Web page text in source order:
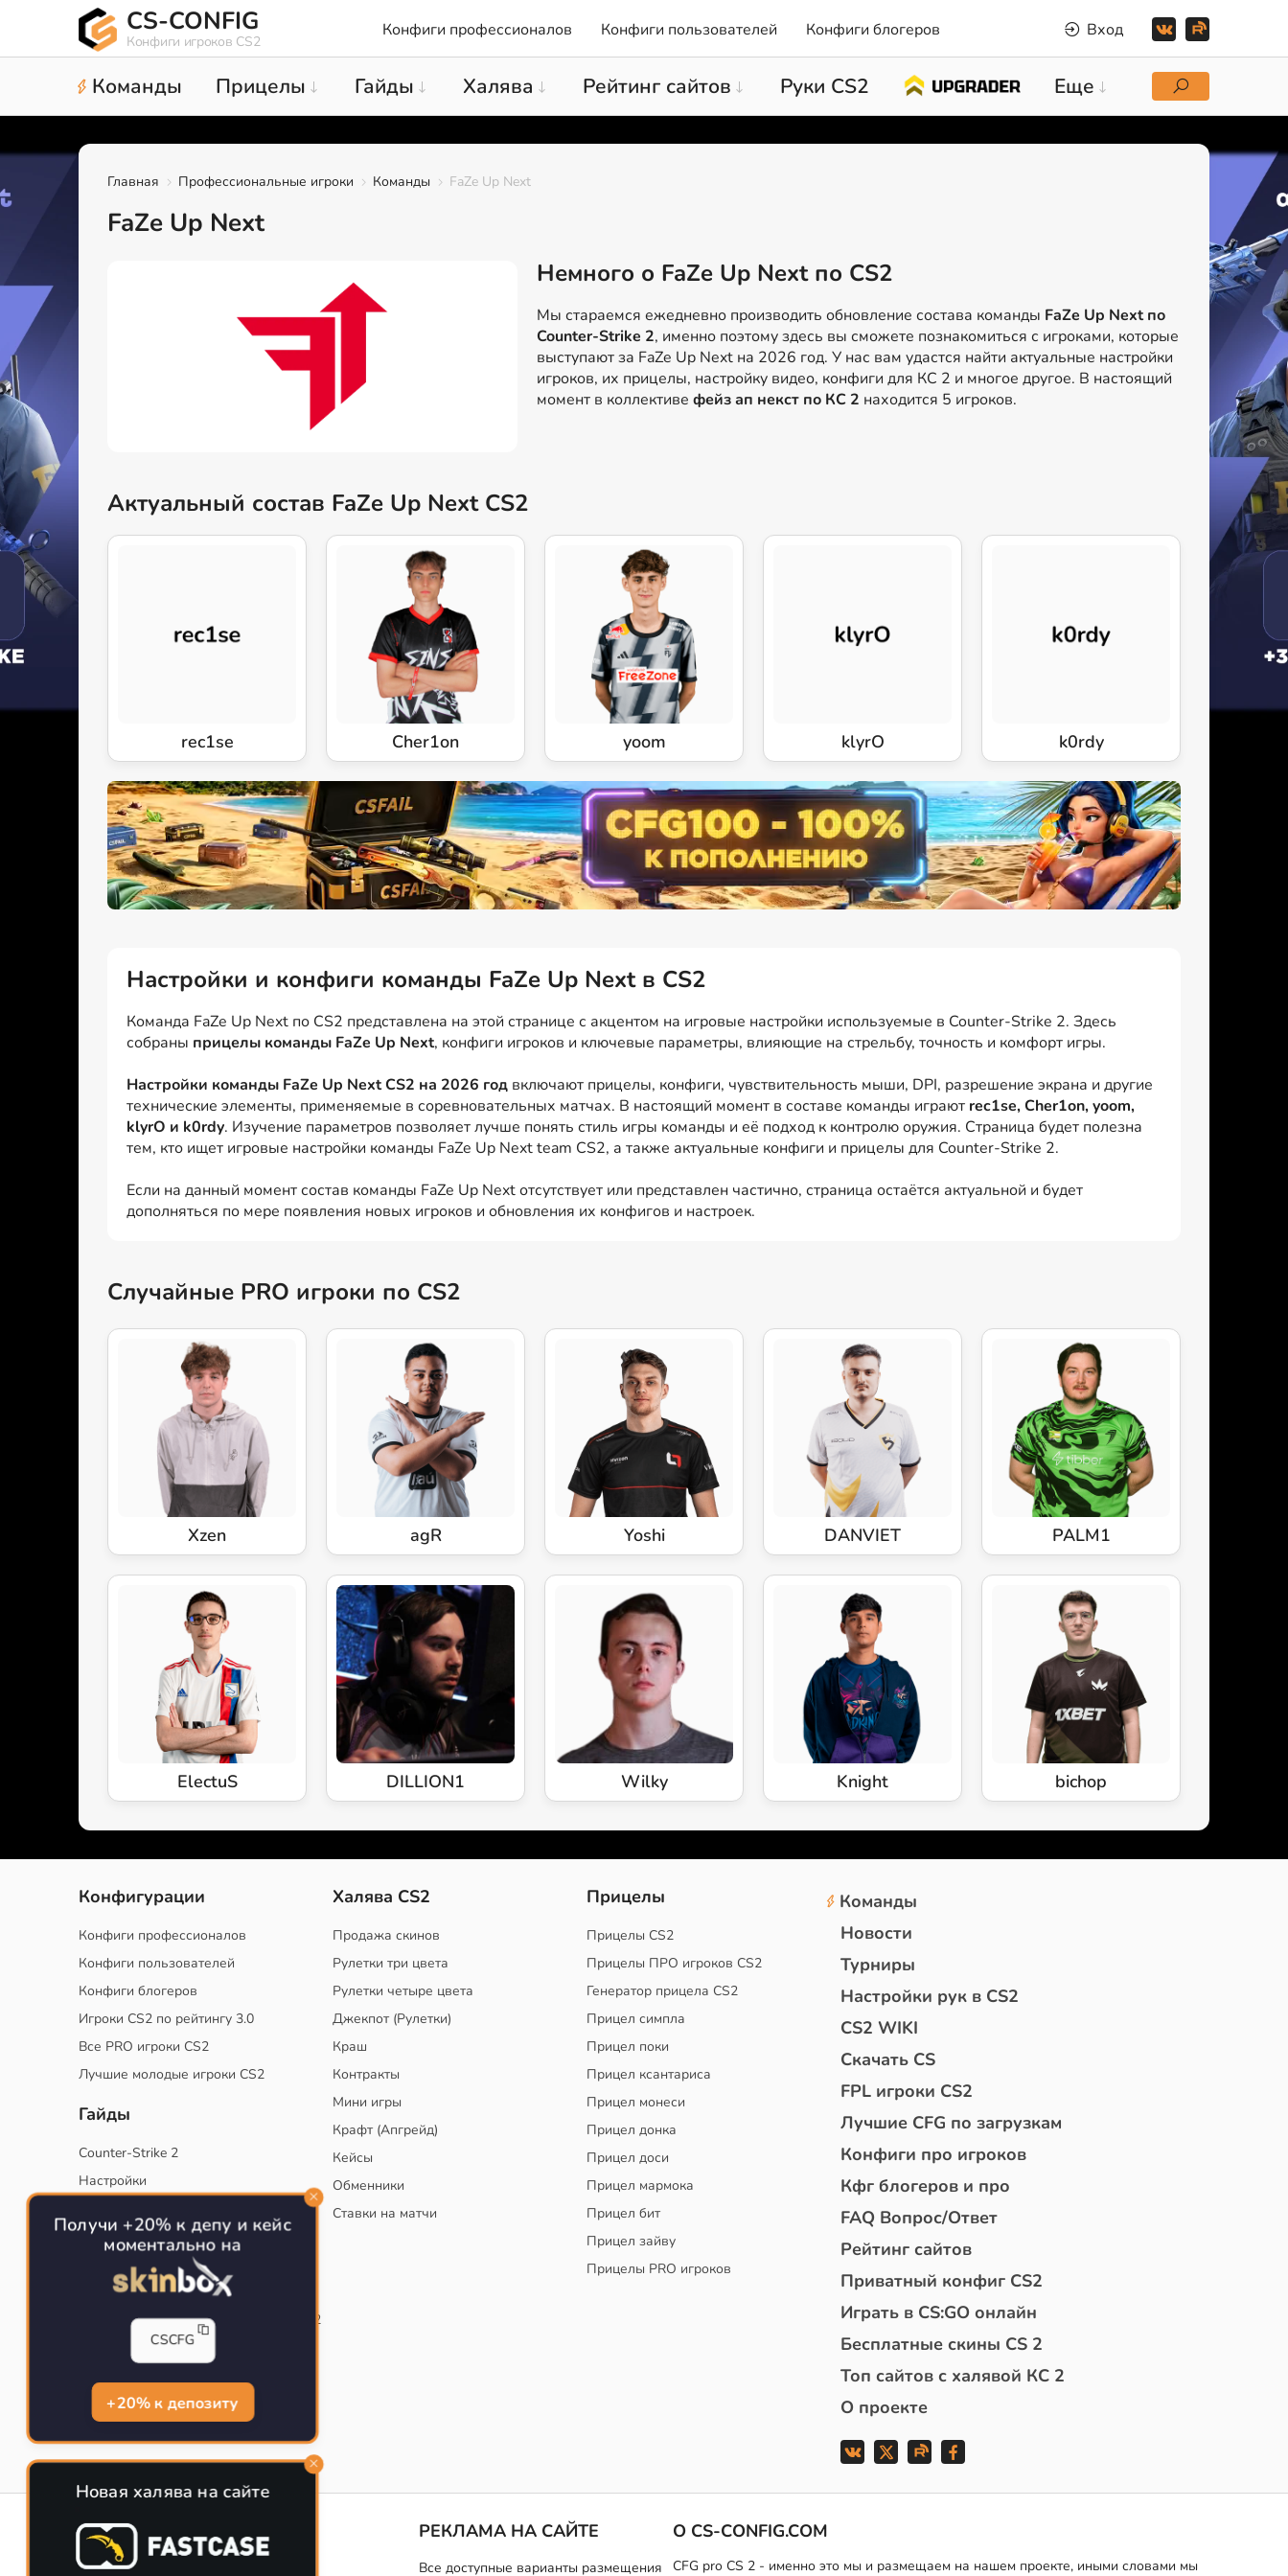
CS-CONFIG
Конфиги игроков CS2
Конфиги профессионалов Конфиги пользователей Конфиги блогеров Вход
Команды Прицелы Гайды Халява Рейтинг сайтов Руки CS2 Еще
Главная Профессиональные игроки Команды FaZe Up Next
FaZe Up Next
Немного о FaZe Up Next по CS2
Мы стараемся ежедневно производить обновление состава команды FaZe Up Next по
Counter-Strike 2, именно поэтому здесь вы сможете познакомиться с игроками, которые
выступают за FaZe Up Next на 2026 год. У нас вам удастся найти актуальные настройки
игроков, их прицелы, настройку видео, конфиги для КС 2 и многое другое. В настоящий
момент в коллективе фейз ап некст по КС 2 находится 5 игроков.
Актуальный состав FaZe Up Next CS2
rec1se Cher1on yoom klyrO k0rdy
Настройки и конфиги команды FaZe Up Next в CS2
Команда FaZe Up Next по CS2 представлена на этой странице с акцентом на игровые настройки используемые в Counter-Strike 2. Здесь
собраны прицелы команды FaZe Up Next, конфиги игроков и ключевые параметры, влияющие на стрельбу, точность и комфорт игры.
Настройки команды FaZe Up Next CS2 на 2026 год включают прицелы, конфиги, чувствительность мыши, DPI, разрешение экрана и другие
технические элементы, применяемые в соревновательных матчах. В настоящий момент в составе команды играют rec1se, Cher1on, yoom,
klyrO и k0rdy. Изучение параметров позволяет лучше понять стиль игры команды и её подход к контролю оружия. Страница будет полезна
тем, кто ищет игровые настройки команды FaZe Up Next team CS2, а также актуальные конфиги и прицелы для Counter-Strike 2.
Если на данный момент состав команды FaZe Up Next отсутствует или представлен частично, страница остаётся актуальной и будет
дополняться по мере появления новых игроков и обновления их конфигов и настроек.
Случайные PRO игроки по CS2
Xzen agR Yoshi DANVIET PALM1
ElectuS DILLION1 Wilky Knight bichop
Конфигурации
Конфиги профессионалов
Конфиги пользователей
Конфиги блогеров
Игроки CS2 по рейтингу 3.0
Все PRO игроки CS2
Лучшие молодые игроки CS2
Гайды
Counter-Strike 2
Настройки
Тактики
Конфиг для тренировок в CS
Как сохранить свой конфиг CS
Инста смоки на карте de_mirage в CS2
Рабочий бинд на Jumpthrow
Халява CS2
Продажа скинов
Рулетки три цвета
Рулетки четыре цвета
Джекпот (Рулетки)
Краш
Контракты
Мини игры
Крафт (Апгрейд)
Кейсы
Обменники
Ставки на матчи
Прицелы
Прицелы CS2
Прицелы ПРО игроков CS2
Генератор прицела CS2
Прицел симпла
Прицел поки
Прицел ксантариса
Прицел монеси
Прицел донка
Прицел доси
Прицел мармока
Прицел бит
Прицел зайву
Прицелы PRO игроков
Команды
Новости
Турниры
Настройки рук в CS2
CS2 WIKI
Скачать CS
FPL игроки CS2
Лучшие CFG по загрузкам
Конфиги про игроков
Кфг блогеров и про
FAQ Вопрос/Ответ
Рейтинг сайтов
Приватный конфиг CS2
Играть в CS:GO онлайн
Бесплатные скины CS 2
Топ сайтов с халявой КС 2
О проекте
CS-CONFIG
Конфиги игроков CS2
РЕКЛАМА НА САЙТЕ
Все доступные варианты размещения
О CS-CONFIG.COM
CFG pro CS 2 - именно это мы и размещаем на нашем проекте, иными словами мы
Получи +20% к депу и кейс
моментально на
CSCFG
+20% к депозиту
Новая халява на сайте